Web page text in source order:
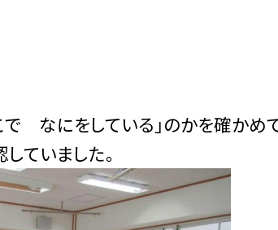
なにをしている」のかを確かめ
ていました。